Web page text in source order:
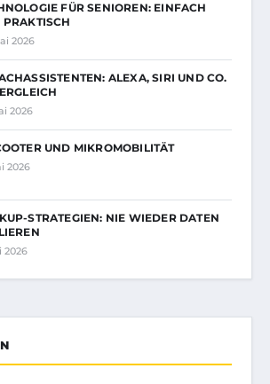
FÜR SENIOREN: EINFACH
PRAKTISCH
2026
ALEXA, SIRI UND CO.
2026
UND MIKROMOBILITÄT
2026
STRATEGIEN: NIE WIEDER DATEN
2026